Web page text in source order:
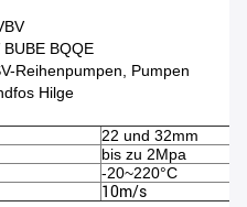
BQQE
Reihenpumpen, Pumpen
Hilge
22 und 32mm
bis zu 2Mpa
-20~220°C
10m/s